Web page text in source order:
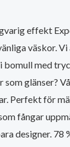
effekt
väskor. Vi
bomull med
som glänser?
Perfekt för
fångar
designer. 78